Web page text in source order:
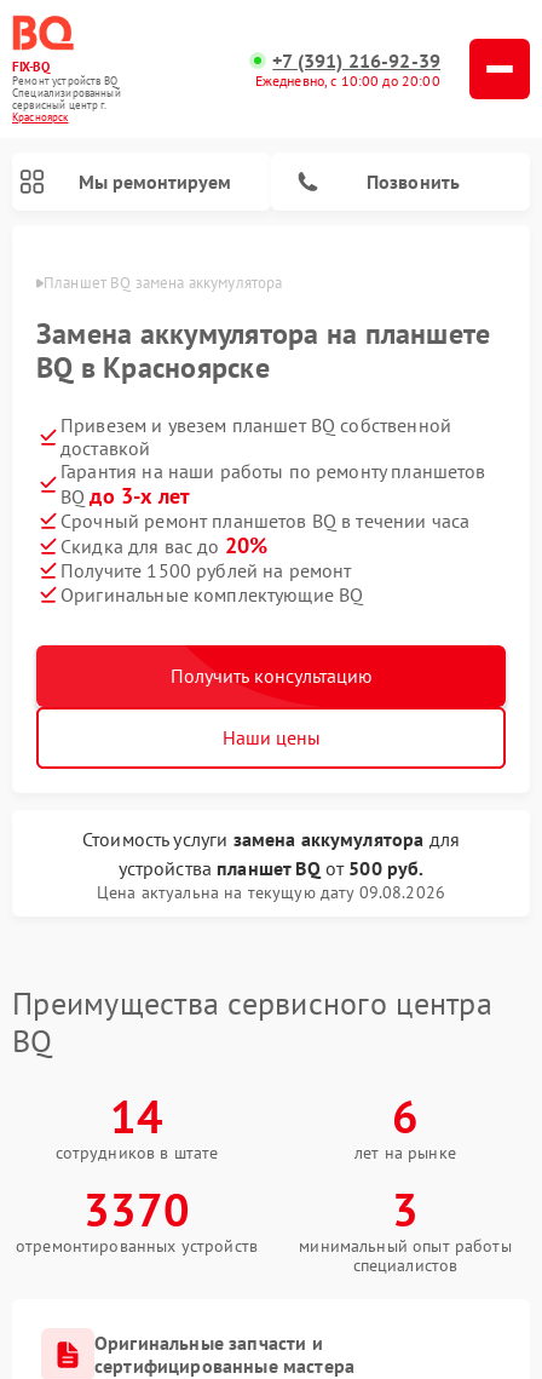
FIX-BQ
Ремонт устройств BQ
Специализированный
cервисный центр г.
Красноярск
+7 (391) 216-92-39
Ежедневно, с 10:00 до 20:00
Мы ремонтируем Позвонить
Планшет BQ замена аккумулятора
Замена аккумулятора на планшете
BQ в Красноярске
Привезем и увезем планшет BQ собственной
доставкой
Гарантия на наши работы по ремонту планшетов
BQдо 3-х лет
Срочный ремонт планшетов BQ в течении часа
Скидка для вас до 20%
Получите 1500 рублей на ремонт
Оригинальные комплектующие BQ
Получить консультацию
Наши цены
Стоимость услуги замена аккумулятора для
устройства планшет BQ от 500 руб.
Цена актуальна на текущую дату 09.08.2026
Преимущества сервисного центра
BQ
14
сотрудников в штате
6
лет на рынке
3370
отремонтированных устройств
3
минимальный опыт работы
специалистов
Оригинальные запчасти и
сертифицированные мастера